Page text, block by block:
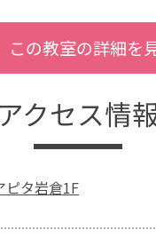
この教室の詳細を
アクセス情
ピタ岩倉1F